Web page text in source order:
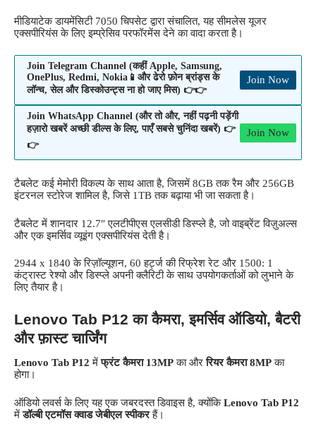
मीडियाटेक डायमेंसिटी 7050 चिपसेट द्वारा संचालित, यह सीमलेस यूजर
एक्सपीरियंस के लिए इम्प्रेसिव परफॉरमेंस देने का वादा करता है।
Join Telegram Channel (कहीं Apple, Samsung,
OnePlus, Redmi, Nokia📱और ढेरो फ़ोन ब्रांड्स के
लॉन्च, सेल और डिस्कोउन्ट्स ना हो जाए मिस) 👉👉
Join Now
Join WhatsApp Channel (और तो और, नहीं पढ़नी पड़ेंगी
हज़ारो खबरें अच्छी डील्स के लिए, पाएँ सबसे चुनिंदा खबरें) 👉
👉
Join Now
टैबलेट कई मेमोरी विकल्प के साथ आता है, जिसमें 8GB तक रैम और 256GB
इंटरनल स्टोरेज शामिल है, जिसे 1TB तक बढ़ाया भी जा सकता है।
टैबलेट में शानदार 12.7″ एलटीपीएस एलसीडी डिस्प्ले है, जो वाइब्रेंट विज़ुअल्स
और एक इमर्सिव व्यूइंग एक्सपीरियंस देती है।
2944 x 1840 के रिज़ॉल्यूशन, 60 हर्ट्ज की रिफ्रेश रेट और 1500: 1
कंट्रास्ट रेश्यो और डिस्प्ले अपनी क्लैरिटी के साथ उपयोगकर्ताओं को लुभाने के
लिए तैयार है।
Lenovo Tab P12 का कैमरा, इमर्सिव ऑडियो, बैटरी
और फ़ास्ट चार्जिंग
Lenovo Tab P12 मेंफ्रंट कैमरा 13MPका औररियर कैमरा 8MPका
होगा।
ऑडियो लवर्स के लिए यह एक जबरदस्त डिवाइस है, क्योंकिLenovo Tab P12
मेंडॉल्बी एटमॉस क्वाड जेबीएल स्पीकरहैं।